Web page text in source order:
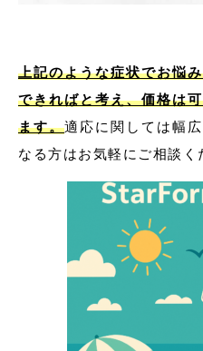
上記のような症状でお悩
できればと考え、価格は
ます。適応に関しては幅
なる方はお気軽にご相談く